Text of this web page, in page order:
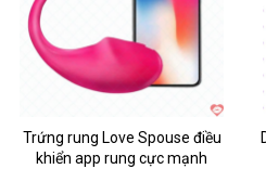
Trứng rung Love Spouse điều
khiển app rung cực mạnh